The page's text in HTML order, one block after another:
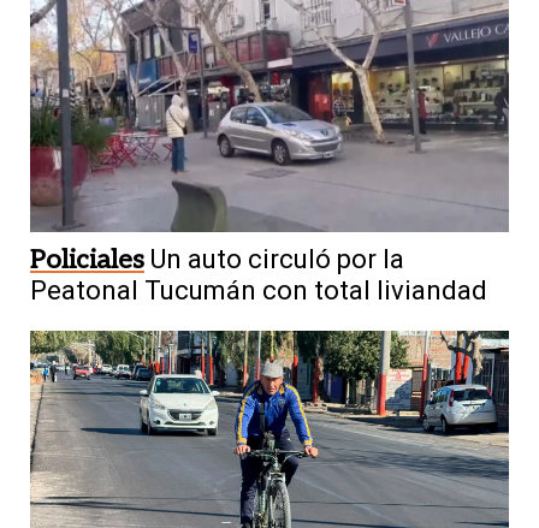
Policiales Un auto circuló por la
Peatonal Tucumán con total liviandad